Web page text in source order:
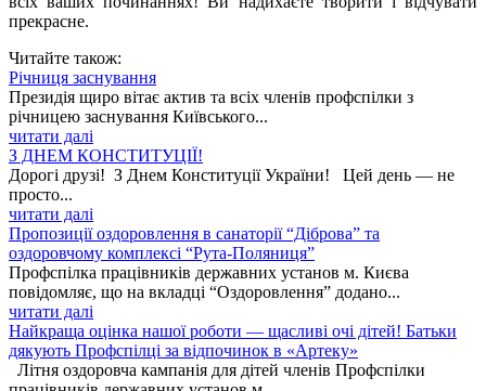
прекрасне.
Читайте також:
Річниця заснування
Президія щиро вітає актив та всіх членів профспілки з
річницею заснування Київського...
читати далі
З ДНЕМ КОНСТИТУЦІЇ!
Дорогі друзі! З Днем Конституції України! Цей день — не
просто...
читати далі
Пропозиції оздоровлення в санаторії “Діброва” та
оздоровчому комплексі “Рута-Поляниця”
Профспілка працівників державних установ м. Києва
повідомляє, що на вкладці “Оздоровлення” додано...
читати далі
Найкраща оцінка нашої роботи — щасливі очі дітей! Батьки
дякують Профспілці за відпочинок в «Артеку»
Літня оздоровча кампанія для дітей членів Профспілки